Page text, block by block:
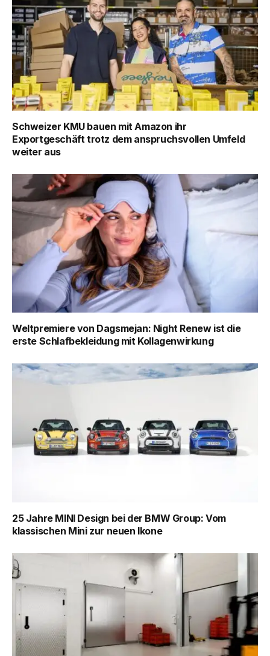
Schweizer KMU bauen mit Amazon ihr
Exportgeschäft trotz dem anspruchsvollen Umfeld
weiter aus
Weltpremiere von Dagsmejan: Night Renew ist die
erste Schlafbekleidung mit Kollagenwirkung
25 Jahre MINI Design bei der BMW Group: Vom
klassischen Mini zur neuen Ikone